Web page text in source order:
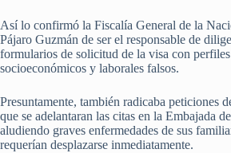
Así lo confirmó la Fiscalía General de la
Pájaro Guzmán de ser el responsable de
formularios de solicitud de la visa con perfiles
socioeconómicos y laborales falsos.
Presuntamente, también radicaba peticiones
que se adelantaran las citas en la Embajada
aludiendo graves enfermedades de sus
requerían desplazarse inmediatamente.